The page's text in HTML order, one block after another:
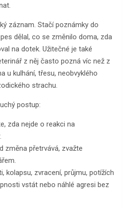
záznam. Stačí poznámky do
dělal, co se změnilo doma, zda
na dotek. Užitečné je také
z něj často pozná víc než z
u kulhání, třesu, neobvyklého
strachu.
postup:
zda nejde o reakci na
změna přetrvává, zvažte
kolapsu, zvracení, průjmu, potížích
vstát nebo náhlé agresi bez